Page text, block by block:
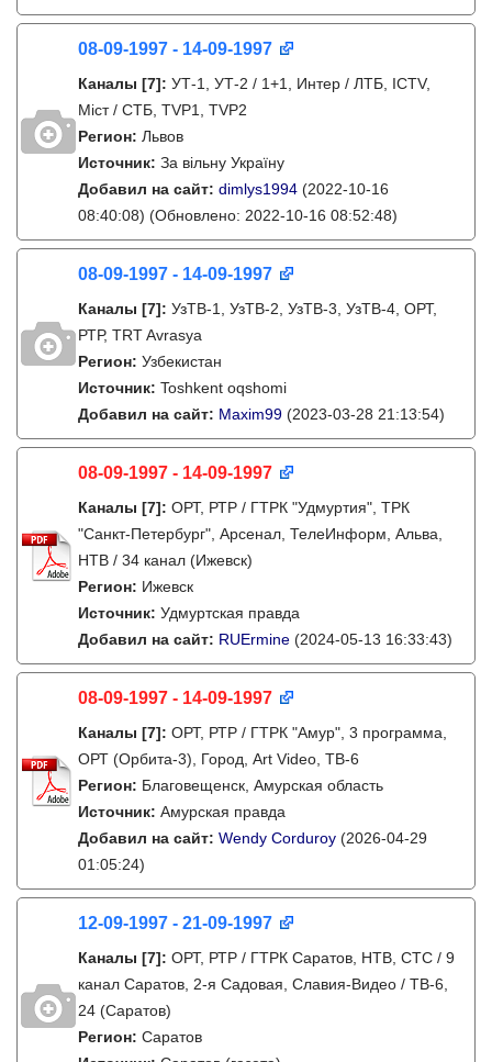
08-09-1997 - 14-09-1997
Каналы [7]: УТ-1, УТ-2 / 1+1, Интер / ЛТБ, ICTV,
Міст / СТБ, TVP1, TVP2
Регион: Львов
Источник: За вільну Україну
Добавил на сайт: dimlys1994 (2022-10-16
08:40:08) (Обновлено: 2022-10-16 08:52:48)
08-09-1997 - 14-09-1997
Каналы [7]: УзТВ-1, УзТВ-2, УзТВ-3, УзТВ-4, ОРТ,
РТР, TRT Avrasya
Регион: Узбекистан
Источник: Toshkent oqshomi
Добавил на сайт: Maxim99 (2023-03-28 21:13:54)
08-09-1997 - 14-09-1997
Каналы [7]: ОРТ, РТР / ГТРК "Удмуртия", ТРК
"Санкт-Петербург", Арсенал, ТелеИнформ, Альва,
НТВ / 34 канал (Ижевск)
Регион: Ижевск
Источник: Удмуртская правда
Добавил на сайт: RUErmine (2024-05-13 16:33:43)
08-09-1997 - 14-09-1997
Каналы [7]: ОРТ, РТР / ГТРК "Амур", 3 программа,
ОРТ (Орбита-3), Город, Art Video, ТВ-6
Регион: Благовещенск, Амурская область
Источник: Амурская правда
Добавил на сайт: Wendy Corduroy (2026-04-29
01:05:24)
12-09-1997 - 21-09-1997
Каналы [7]: ОРТ, РТР / ГТРК Саратов, НТВ, СТС / 9
канал Саратов, 2-я Садовая, Славия-Видео / ТВ-6,
24 (Саратов)
Регион: Саратов